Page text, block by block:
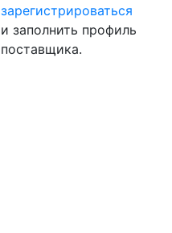
зарегистрироваться
и заполнить профиль
поставщика.